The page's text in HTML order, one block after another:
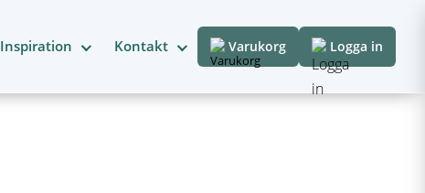
Inspiration Kontakt Varukorg Logga in